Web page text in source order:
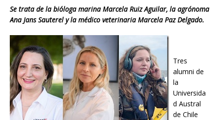
Se trata de la bióloga marina Marcela Ruiz Aguilar, la agrónoma
Ana Jans Sauterel y la médico veterinaria Marcela Paz Delgado.
Tres
alumni de
la
Universida
d Austral
de Chile